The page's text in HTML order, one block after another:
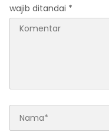
wajib ditandai *